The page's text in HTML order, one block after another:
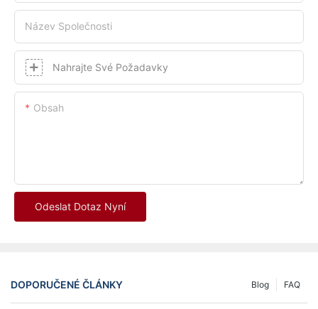
Název Společnosti
Nahrajte Své Požadavky
Obsah
Odeslat Dotaz Nyní
DOPORUČENÉ ČLÁNKY FAQ
Blog